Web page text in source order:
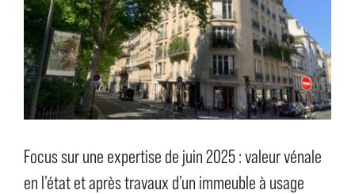
Focus sur une expertise de juin 2025 : valeur vénale
en l’état et après travaux d’un immeuble à usage